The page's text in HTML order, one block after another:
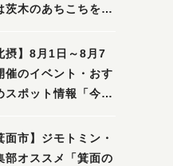
茨木のあちこちを巡
摂】8月1日～8月7
催のイベント・おす
スポット情報「今週
吹田・池田・茨木・
）
面市】ジモトミン・
部オススメ「箕面の